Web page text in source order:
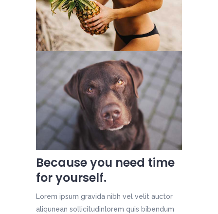
Because you need time
for yourself.
Lorem ipsum gravida nibh vel velit auctor
aliqunean sollicitudinlorem quis bibendum